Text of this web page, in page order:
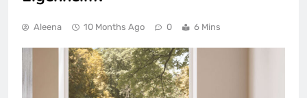
Aleena 10 Months Ago 0 6 Mins